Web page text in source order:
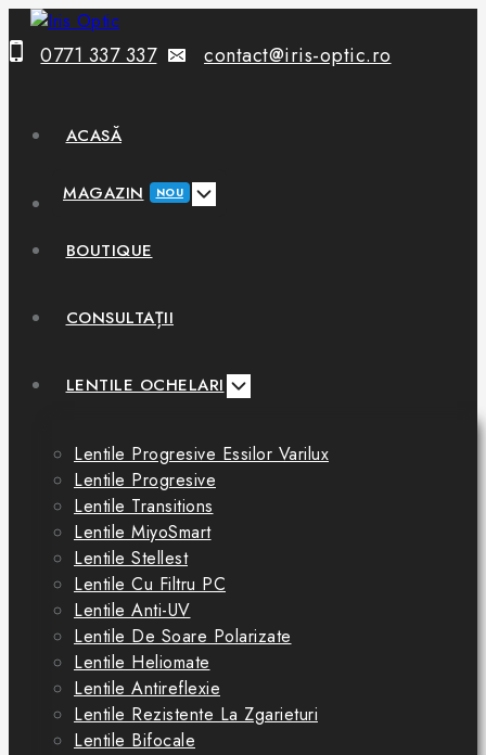
0771 337 337 contact@iris-optic.ro
ACASĂ
MAGAZIN NOU
BOUTIQUE
CONSULTAȚII
LENTILE OCHELARI
Lentile Progresive Essilor Varilux
Lentile Progresive
Lentile Transitions
Lentile MiyoSmart
Lentile Stellest
Lentile Cu Filtru PC
Lentile Anti-UV
Lentile De Soare Polarizate
Lentile Heliomate
Lentile Antireflexie
Lentile Rezistente La Zgarieturi
Lentile Bifocale